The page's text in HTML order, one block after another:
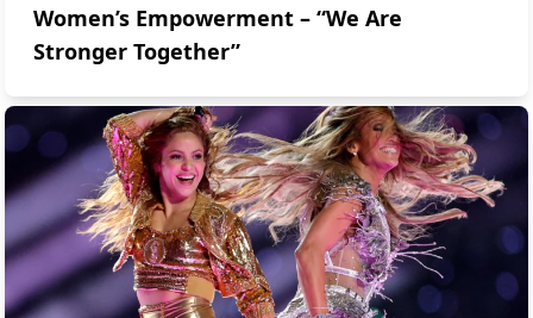
Women’s Empowerment – “We Are
Stronger Together”